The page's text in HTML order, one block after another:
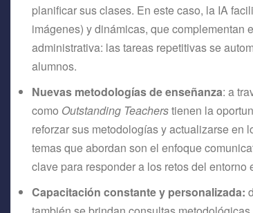
planificar sus clases. En este caso, la IA
imágenes) y dinámicas, que complementan
administrativa: las tareas repetitivas se
alumnos.
Nuevas metodologías de enseñanza: a
como Outstanding Teacherstienen la
reforzar sus metodologías y actualizarse
temas que abordan son el enfoque
clave para responder a los retos del entorno
Capacitación constante y personalizada: